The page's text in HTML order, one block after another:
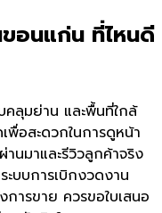
ขอนแก่น ที่ไหนดี
คลุมย่าน และพื้นที่ใกล้
พื่อสะดวกในการดูหน้า
นมาและรีวิวลูกค้าจริง
บบการเบิกงวดงาน
การขาย ควรขอใบเสนอ